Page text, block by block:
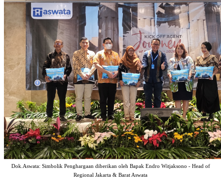
Dok.Aswata: Simbolik Penghargaan diberikan oleh Bapak Endro Witjaksono - Head of
Regional Jakarta & Barat Aswata